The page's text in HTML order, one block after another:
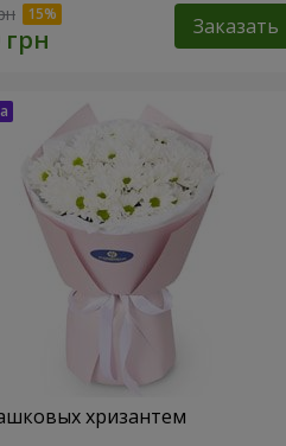
Заказать
хризантем